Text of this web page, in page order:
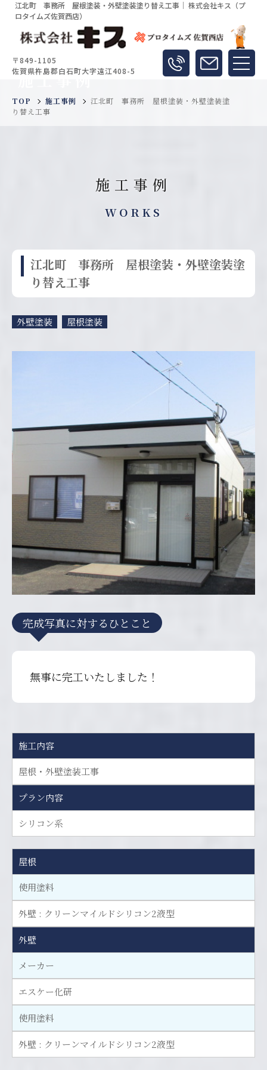
江北町 事務所 屋根塗装・外壁塗装塗り替え工事｜ 株式会社キス（プ
ロタイムズ佐賀西店）
〒849-1105
佐賀県杵島郡白石町大字遠江408-5
施工事例
TOP 施工事例
江北町 事務所 屋根塗装・外壁塗装塗
り替え工事
施工事例
WORKS
江北町 事務所 屋根塗装・外壁塗装塗
り替え工事
外壁塗装 屋根塗装
完成写真に対するひとこと
無事に完工いたしました！
施工内容
屋根・外壁塗装工事
プラン内容
シリコン系
屋根
使用塗料
外壁 : クリーンマイルドシリコン2液型
外壁
メーカー
エスケー化研
使用塗料
外壁 : クリーンマイルドシリコン2液型